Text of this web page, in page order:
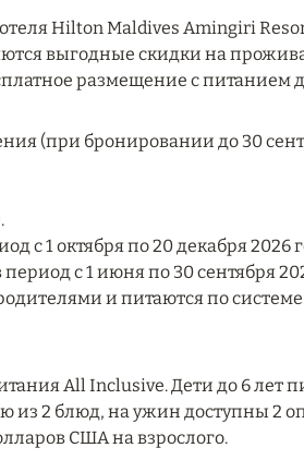
Hilton Maldives Amingiri
выгодные скидки на
размещение с питанием
(при бронировании до 30
с 1 октября по 20 декабря 2026
с 1 июня по 30 сентября
и питаются по
All Inclusive. Дети до 6 лет
из 2 блюд, на ужин доступны 2
США на взрослого.